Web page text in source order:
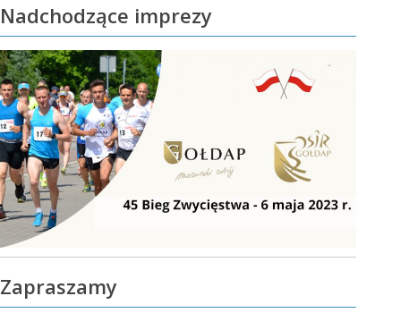
Nadchodzące imprezy
Zapraszamy